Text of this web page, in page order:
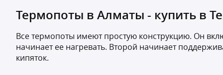
Термопоты в Алматы - купить в
Все термопоты имеют простую конструкцию. Он
начинает ее нагревать. Второй начинает
кипяток.